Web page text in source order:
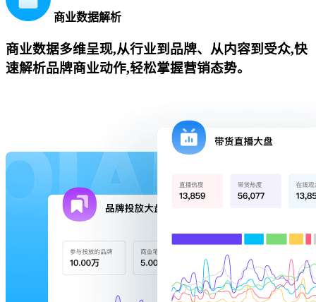
商业数据解析
商业数据多维呈现,从行业到品牌、从内容到受众,快
速解析品牌商业动作,轻松掌握营销态势。